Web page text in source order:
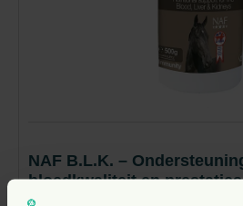
NAF B.L.K. –
bloedkwaliteit en